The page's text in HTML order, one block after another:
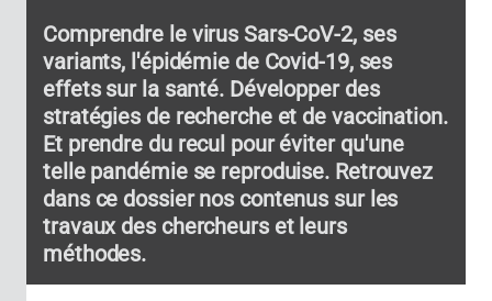
Comprendre le virus Sars-CoV-2, ses
variants, l'épidémie de Covid-19, ses
effets sur la santé. Développer des
stratégies de recherche et de vaccination.
Et prendre du recul pour éviter qu'une
telle pandémie se reproduise. Retrouvez
dans ce dossier nos contenus sur les
travaux des chercheurs et leurs
méthodes.